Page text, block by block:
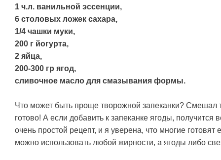
1 ч.л. ванильной эссенции,
6 столовых ложек сахара,
1/4 чашки муки,
200 г йогурта,
2 яйца,
200-300 гр ягод,
сливочное масло для смазывания формы.
Что может быть проще творожной запеканки? Смешал
готово! А если добавить к запеканке ягоды,
очень простой рецепт, и я уверена, что многие готовят
можно использовать любой жирности, а ягоды либо